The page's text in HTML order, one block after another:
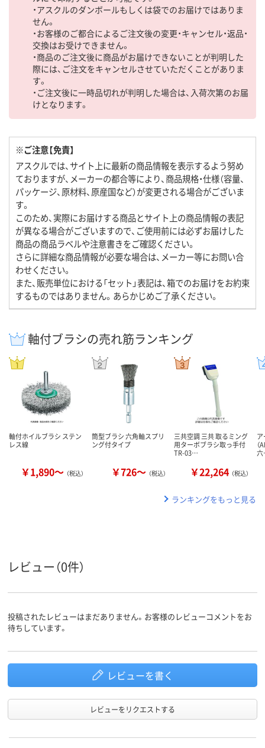
・アスクルのダンボールもしくは袋でのお届けではありま
せん。
・お客様のご都合によるご注文後の変更・キャンセル・返品・
交換はお受けできません。
・商品のご注文後に商品がお届けできないことが判明した
際には、ご注文をキャンセルさせていただくことがありま
す。
・ご注文後に一時品切れが判明した場合は、入荷次第のお届
けとなります。
※ご注意【免責】
アスクルでは、サイト上に最新の商品情報を表示するよう努め
ておりますが、メーカーの都合等により、商品規格・仕様（容量、
パッケージ、原材料、原産国など）が変更される場合がございま
す。
このため、実際にお届けする商品とサイト上の商品情報の表記
が異なる場合がございますので、ご使用前には必ずお届けした
商品の商品ラベルや注意書きをご確認ください。
さらに詳細な商品情報が必要な場合は、メーカー等にお問い合
わせください。
また、販売単位における「セット」表記は、箱でのお届けをお約束
するものではありません。あらかじめご了承ください。
軸付ブラシの売れ筋ランキング
軸付ホイルブラシ ステン
レス線
￥1,890～ （税込）
筒型ブラシ 六角軸スプリ
ング付タイプ
￥726～ （税込）
三共空調 三共 取るミング
用ターボブラシ取っ手付
TR-03…
￥22,264 （税込）
（
ランキングをもっと見る
レビュー（0件）
投稿されたレビューはまだありません。お客様のレビューコメントをお
待ちしています。
レビューを書く
レビューをリクエストする